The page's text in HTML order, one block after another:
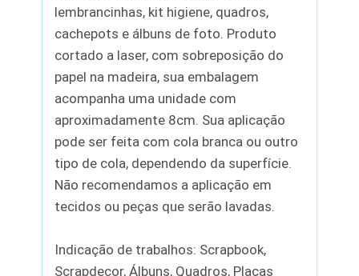
lembrancinhas, kit higiene, quadros,
cachepots e álbuns de foto. Produto
cortado a laser, com sobreposição do
papel na madeira, sua embalagem
acompanha uma unidade com
aproximadamente 8cm. Sua aplicação
pode ser feita com cola branca ou outro
tipo de cola, dependendo da superfície.
Não recomendamos a aplicação em
tecidos ou peças que serão lavadas.
Indicação de trabalhos: Scrapbook,
Scrapdecor, Álbuns, Quadros, Placas